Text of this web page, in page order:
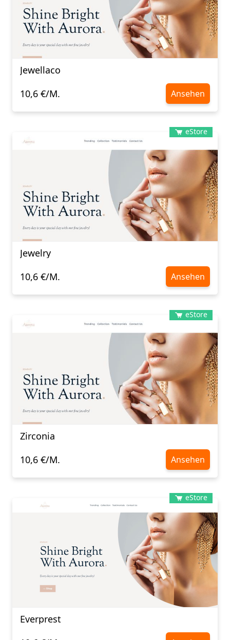
Jewellaco
10,6 €/M.
Ansehen
eStore
Jewelry
10,6 €/M.
Ansehen
eStore
Zirconia
10,6 €/M.
Ansehen
eStore
Everprest